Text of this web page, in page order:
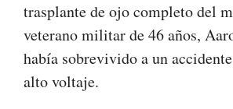
trasplante de ojo completo del
veterano militar de 46 años,
había sobrevivido a un
alto voltaje.